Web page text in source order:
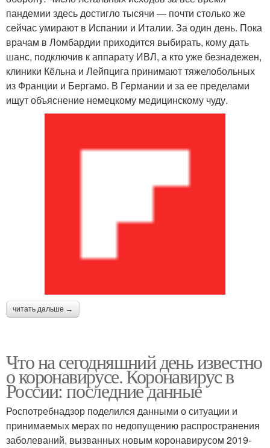
пандемии здесь достигло тысячи — почти столько же
сейчас умирают в Испании и Италии. За один день. Пока
врачам в Ломбардии приходится выбирать, кому дать
шанс, подключив к аппарату ИВЛ, а кто уже безнадежен,
клиники Кёльна и Лейпцига принимают тяжелобольных
из Франции и Бергамо. В Германии и за ее пределами
ищут объяснение немецкому медицинскому чуду.
читать дальше →
Что на сегодняшний день известно
о коронавирусе. Коронавирус в
России: последние данные
Роспотребнадзор поделился данными о ситуации и
принимаемых мерах по недопущению распространения
заболеваний, вызванных новым коронавирусом 2019-